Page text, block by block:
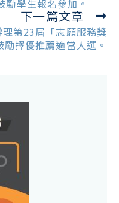
學生報名參加。
下一篇文章
第23屆「志願服務獎
勵擇優推薦適當人選。